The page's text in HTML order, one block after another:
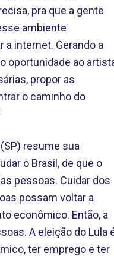
pra que a gente
ambiente
internet. Gerando a
oportunidade ao
propor as
o caminho do
resume sua
o Brasil, de que o
pessoas. Cuidar dos
possam voltar a
econômico. Então, a
A eleição do Lula
ter emprego e ter